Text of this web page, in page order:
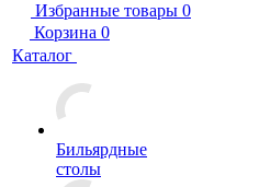
Избранные товары 0
Корзина 0
Каталог
Бильярдные
столы